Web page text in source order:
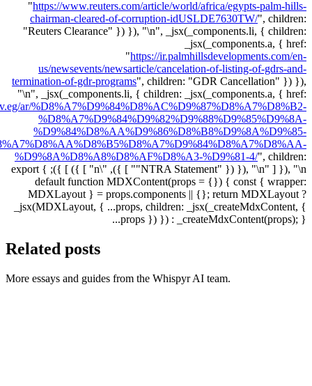
"https://www.reuters.com/article/world/africa/egypts-palm-hills-
chairman-cleared-of-corruption-idUSLDE7630TW/", children:
"Reuters Clearance" }) }), "\n", _jsx(_components.li, { children:
_jsx(_components.a, { href:
"https://ir.palmhillsdevelopments.com/en-
us/newsevents/newsarticle/cancelation-of-listing-of-gdrs-and-
termination-of-gdr-programs", children: "GDR Cancellation" }) }),
"\n", _jsx(_components.li, { children: _jsx(_components.a, { href:
ar/%D8%A7%D9%84%D8%AC%D9%87%D8%A7%D8%B2-
%D8%A7%D9%84%D9%82%D9%88%D9%85%D9%8A-
%D9%84%D8%AA%D9%86%D8%B8%D9%8A%D9%85-
%D9%8A%D8%A8%D8%AF%D8%A3-%D9%81-4/", children:
"NTRA Statement" }) }), "\n" ] }), "\n" ] }), "\n" ] }) ] }); } export
default function MDXContent(props = {}) { const { wrapper:
MDXLayout } = props.components || {}; return MDXLayout ?
_jsx(MDXLayout, { ...props, children: _jsx(_createMdxContent, {
...props }) }) : _createMdxContent(props); }
Related posts
More essays and guides from the Whispyr AI team.